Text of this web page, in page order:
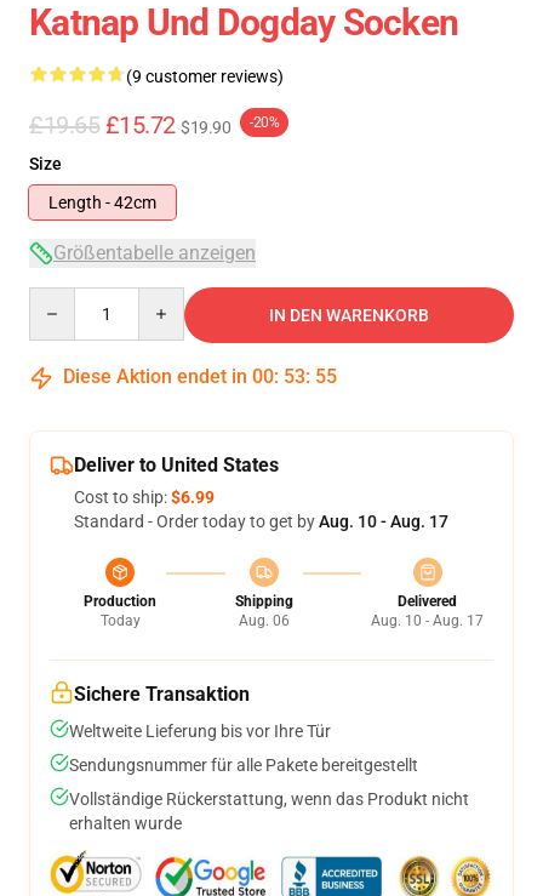
Katnap Und Dogday Socken
(9 customer reviews)
£19.65 £15.72 $19.90 -20%
Size
Length - 42cm
Größentabelle anzeigen
IN DEN WARENKORB
Diese Aktion endet in 00: 53: 54
Deliver to United States
Cost to ship:$6.99
Standard - Order today to get byAug. 10 - Aug. 17
Production
Today
Shipping
Aug. 06
Delivered
Aug. 10 - Aug. 17
Sichere Transaktion
Weltweite Lieferung bis vor Ihre Tür
Sendungsnummer für alle Pakete bereitgestellt
Vollständige Rückerstattung, wenn das Produkt nicht
erhalten wurde